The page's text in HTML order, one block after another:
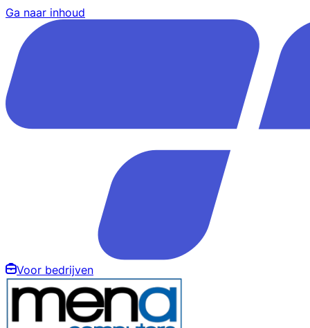
Ga naar inhoud
Voor bedrijven